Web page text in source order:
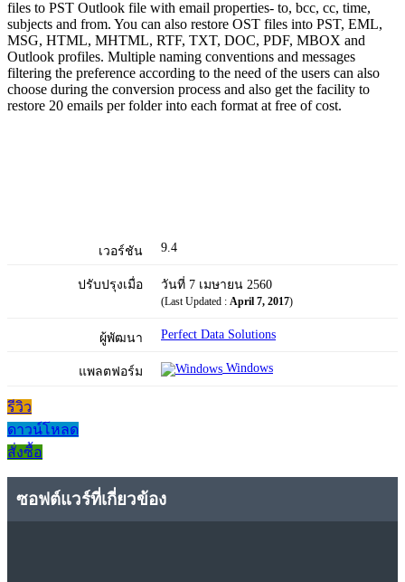
files to PST Outlook file with email properties- to, bcc, cc, time,
subjects and from. You can also restore OST files into PST, EML,
MSG, HTML, MHTML, RTF, TXT, DOC, PDF, MBOX and
Outlook profiles. Multiple naming conventions and messages
filtering the preference according to the need of the users can also
choose during the conversion process and also get the facility to
restore 20 emails per folder into each format at free of cost.
เวอร์ชัน 9.4
ปรับปรุงเมื่อ วันที่ 7 เมษายน 2560
(Last Updated : April 7, 2017)
ผู้พัฒนา Perfect Data Solutions
แพลตฟอร์ม Windows
รีวิว
ดาวน์โหลด
สั่งซื้อ
ซอฟต์แวร์ที่เกี่ยวข้อง